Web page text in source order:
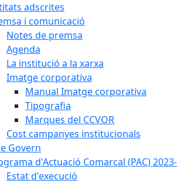
adscrites
i comunicació
Notes de premsa
Agenda
La institució a la xarxa
Imatge corporativa
Manual Imatge corporativa
Tipografia
Marques del CCVOR
Cost campanyes institucionals
Govern
d'Actuació Comarcal (PAC)
Estat d'execució